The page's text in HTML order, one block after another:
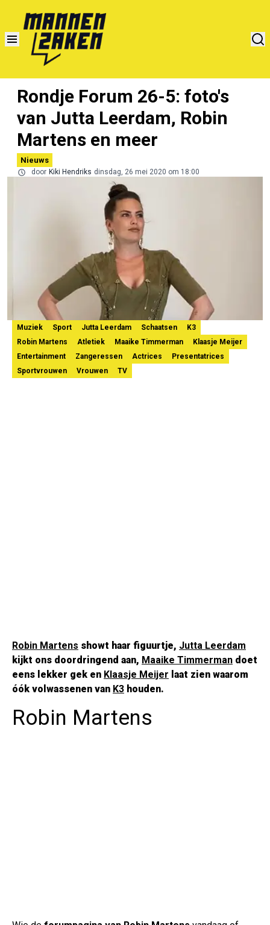
Rondje Forum 26-5: foto's
van Jutta Leerdam, Robin
Martens en meer
Nieuws
door Kiki Hendriks dinsdag, 26 mei 2020 om 18:00
Muziek Sport Jutta Leerdam Schaatsen
K3
Robin Martens
Atletiek Maaike Timmerman
Klaasje Meijer
Entertainment
Zangeressen Actrices
Presentatrices
Sportvrouwen
Vrouwen TV
Robin Martens showt haar figuurtje, Jutta Leerdam
kijkt ons doordringend aan, Maaike Timmerman doet
eens lekker gek en Klaasje Meijer laat zien waarom
óók volwassenen van K3 houden.
Robin Martens